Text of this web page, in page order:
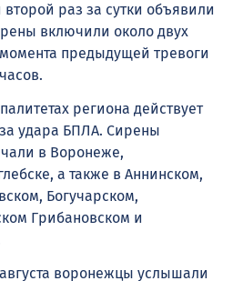
раз за сутки объявили
включили около двух
предыдущей тревоги
региона действует
удара БПЛА. Сирены
в Воронеже,
а также в Аннинском,
Богучарском,
Грибановском и
воронежцы услышали